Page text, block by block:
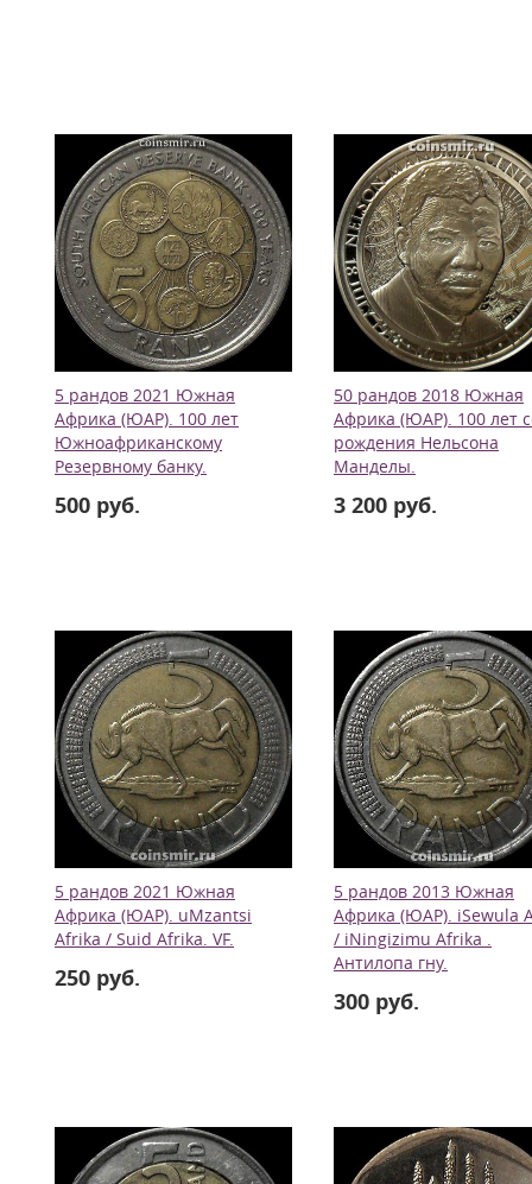
5 рандов 2021 Южная
Африка (ЮАР). 100 лет
Южноафриканскому
Резервному банку.
500 руб.
50 рандов 2018 Южная
Африка (ЮАР). 100 лет
рождения Нельсона
Манделы.
3 200 руб.
5 рандов 2021 Южная
Африка (ЮАР). uMzantsi
Afrika / Suid Afrika. VF.
250 руб.
5 рандов 2013 Южная
Африка (ЮАР). iSewula
/ iNingizimu Afrika .
Антилопа гну.
300 руб.